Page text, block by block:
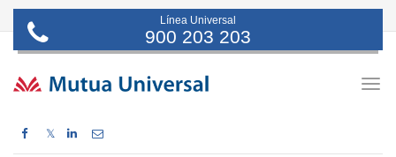
Línea Universal
900 203 203
𝕏